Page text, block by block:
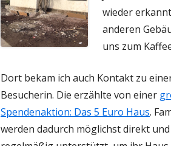
wieder
anderen
uns zum
Dort bekam ich auch Kontakt zu
Besucherin. Die erzählte von einer
Spendenaktion: Das 5 Euro Haus.
werden dadurch möglichst direkt und